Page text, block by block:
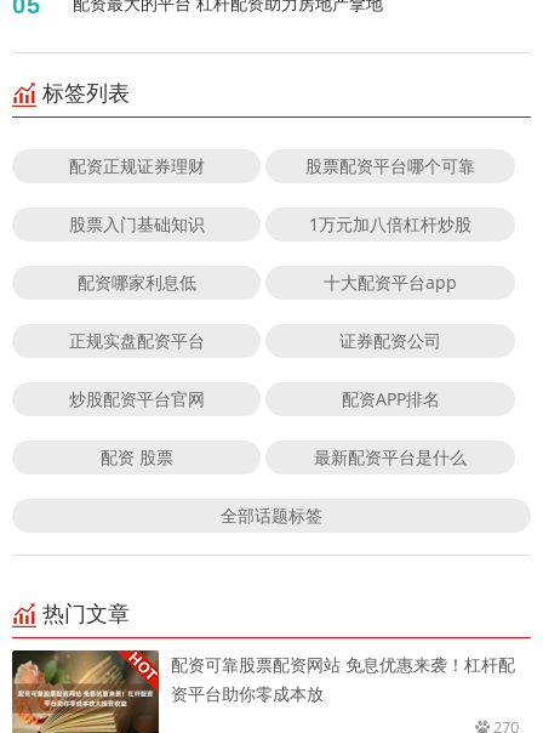
标签列表
配资正规证券理财 股票配资平台哪个可靠
股票入门基础知识 1万元加八倍杠杆炒股
配资哪家利息低 十大配资平台app
正规实盘配资平台 证券配资公司
炒股配资平台官网 配资APP排名
配资 股票 最新配资平台是什么
全部话题标签
热门文章
配资可靠股票配资网站 免息优惠来袭！杠杆配
资平台助你零成本放
270